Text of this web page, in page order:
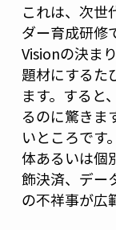
これは、次世
ダー育成研修
Visionの決ま
題材にするた
ます。すると
るのに驚きま
いところです
体あるいは個
飾決済、デー
の不祥事が広